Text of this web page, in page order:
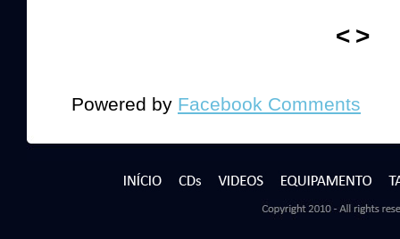
< >
Powered by Facebook Comments